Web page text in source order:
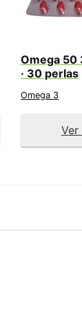
Omega 50
· 30 perlas
Omega 3